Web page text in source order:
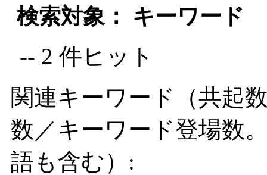
検索対象： キーワード
-- 2 件ヒット
関連キーワード（共起
数／キーワード登場数
語も含む）: